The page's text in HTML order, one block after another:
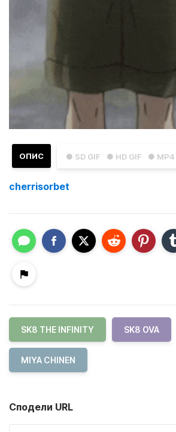
● SD GIF ● HD GIF ● MP4
ОПИС
cherrisorbet
SK8 THE INFINITY SK8 OVA
MIYA CHINEN
Сподели URL